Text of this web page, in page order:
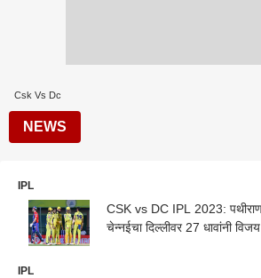
Csk Vs Dc
NEWS
IPL
CSK vs DC IPL 2023: पथीराणा-चाहरचा भेदक मारा,
चेन्नईचा दिल्लीवर 27 धावांनी विजय
IPL